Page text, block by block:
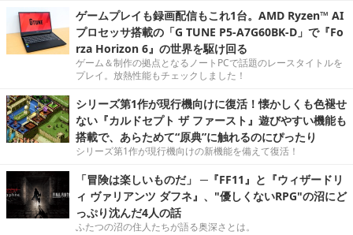
ゲームプレイも録画配信もこれ1台。AMD Ryzen™ AI
プロセッサ搭載の「G TUNE P5-A7G60BK-D」で『Fo
rza Horizon 6』の世界を駆け回る
ゲーム＆制作の拠点となるノートPCで話題のレースタイトルを
プレイ。放熱性能もチェックしました！
シリーズ第1作が現行機向けに復活！懐かしくも色褪せ
ない『カルドセプト ザ ファースト』遊びやすい機能も
搭載で、あらためて“原典”に触れるのにぴったり
シリーズ第1作が現行機向けの新機能を備えて復活！
「冒険は楽しいものだ」 ─『FF11』と『ウィザードリ
ィ ヴァリアンツ ダフネ』、"優しくないRPG"の沼にど
っぷり沈んだ4人の話
ふたつの沼の住人たちが語る奥深さとは。